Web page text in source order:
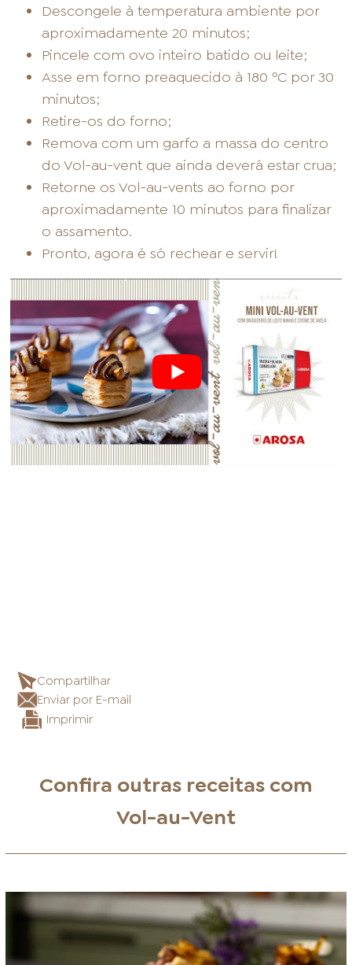
Descongele à temperatura ambiente por
aproximadamente 20 minutos;
Pincele com ovo inteiro batido ou leite;
Asse em forno preaquecido à 180 ºC por 30
minutos;
Retire-os do forno;
Remova com um garfo a massa do centro
do Vol-au-vent que ainda deverá estar crua;
Retorne os Vol-au-vents ao forno por
aproximadamente 10 minutos para finalizar
o assamento.
Pronto, agora é só rechear e servir!
Compartilhar
Enviar por E-mail
Imprimir
Confira outras receitas com
Vol-au-Vent